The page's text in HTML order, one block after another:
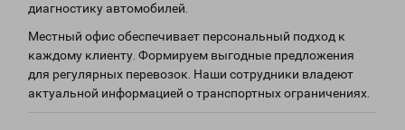
диагностику автомобилей.
Местный офис обеспечивает персональный подход к
каждому клиенту. Формируем выгодные предложения
для регулярных перевозок. Наши сотрудники владеют
актуальной информацией о транспортных ограничениях.